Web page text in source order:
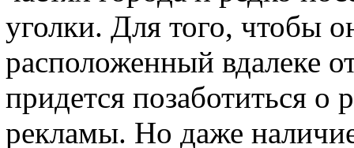
уголки. Для того, чтобы
расположенный вдалеке
придется позаботиться
рекламы. Но даже